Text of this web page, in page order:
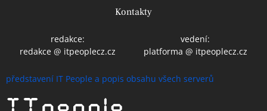
Kontakty
redakce:
redakce @ itpeoplecz.cz
vedení:
platforma @ itpeoplecz.cz
představení IT People a popis obsahu všech serverů